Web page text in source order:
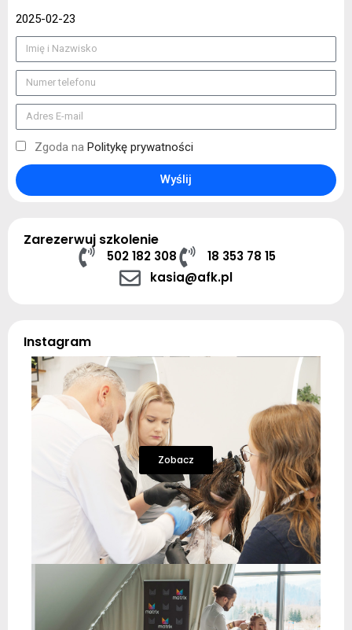
2025-02-23
Zgoda na Politykę prywatności
Wyślij
Zarezerwuj szkolenie
502 182 308
18 353 78 15
kasia@afk.pl
Instagram
Zobacz